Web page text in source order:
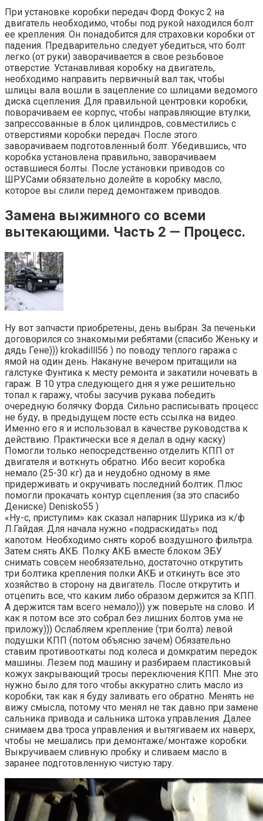
При установке коробки передач Форд Фокус 2 на
двигатель необходимо, чтобы под рукой находился болт
ее крепления. Он понадобится для страховки коробки от
падения. Предварительно следует убедиться, что болт
легко (от руки) заворачивается в свое резьбовое
отверстие. Устанавливая коробку на двигатель,
необходимо направить первичный вал так, чтобы
шлицы вала вошли в зацепление со шлицами ведомого
диска сцепления. Для правильной центровки коробки,
поворачиваем ее корпус, чтобы направляющие втулки,
запрессованные в блок цилиндров, совместились с
отверстиями коробки передач. После этого
заворачиваем подготовленный болт. Убедившись, что
коробка установлена правильно, заворачиваем
оставшиеся болты. После установки приводов со
ШРУСами обязательно долейте в коробку масло,
которое вы слили перед демонтажем приводов.
Замена выжимного со всеми
вытекающими. Часть 2 — Процесс.
Ну вот запчасти приобретены, день выбран. За печеньки
договорился со знакомыми ребятами (спасибо Женьку и
дядь Гене))) krokadilll56 ) по поводу теплого гаража с
ямой на один день. Накануне вечером притащили на
галстуке Фунтика к месту ремонта и закатили ночевать в
гараж. В 10 утра следующего дня я уже решительно
топал к гаражу, чтобы засучив рукава победить
очередную болячку Форда. Сильно расписывать процесс
не буду, в предыдущем посте есть ссылка на видео.
Именно его я и использовал в качестве руководства к
действию. Практически все я делал в одну каску)
Помогли только непосредственно отделить КПП от
двигателя и воткнуть обратно. Ибо весит коробка
немало (25-30 кг) да и неудобно одному в яме
придерживать и окручивать последний болтик. Плюс
помогли прокачать контур сцепления (за это спасибо
Дениске) Denisko55 )
«Ну-с, приступим» как сказал напарник Шурика из к/ф
Л.Гайдая. Для начала нужно «подраскидать» под
капотом. Необходимо снять короб воздушного фильтра.
Затем снять АКБ. Полку АКБ вместе блоком ЭБУ
снимать совсем необязательно, достаточно открутить
три болтика крепления полки АКБ и откинуть все это
хозяйство в сторону на двигатель. После открутить и
отцепить все, что каким либо образом держится за КПП.
А держится там всего немало))) уж поверьте на слово. И
как я потом все это собрал без лишних болтов ума не
приложу))) Ослабляем крепление (три болта) левой
подушки КПП (потом объясню зачем) Обязательно
ставим противооткаты под колеса и домкратим передок
машины. Лезем под машину и разбираем пластиковый
кожух закрывающий тросы переключения КПП. Мне это
нужно было для того чтобы аккуратно слить масло из
коробки, так как я буду заливать его обратно. Менять не
вижу смысла, потому что менял не так давно при замене
сальника привода и сальника штока управления. Далее
снимаем два троса управления и вытягиваем их наверх,
чтобы не мешались при демонтаже/монтаже коробки.
Выкручиваем сливную пробку и сливаем масло в
заранее подготовленную чистую тару.